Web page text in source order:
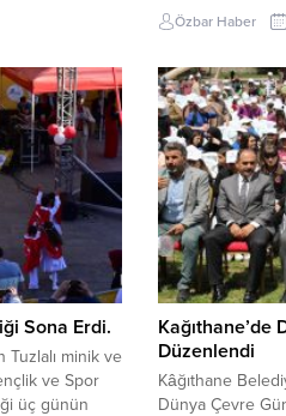
daha temiz
tüm
temizlik
Atölyesi’nin
sınavıyla
Eğilmezbaş ve
Yönetmeni Erdal
Özbar Haber
Sona Erdi.
Tuzlalı minik ve
ve Spor
üç günün
Kağıthane’de
Düzenlendi
Kâğıthane
Dünya Çevre